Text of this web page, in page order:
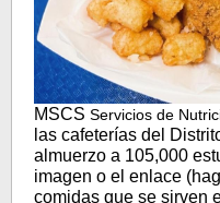
MSCS Servicios de
las cafeterías del
almuerzo a 105,000
imagen o el enlace
comidas que se sirven